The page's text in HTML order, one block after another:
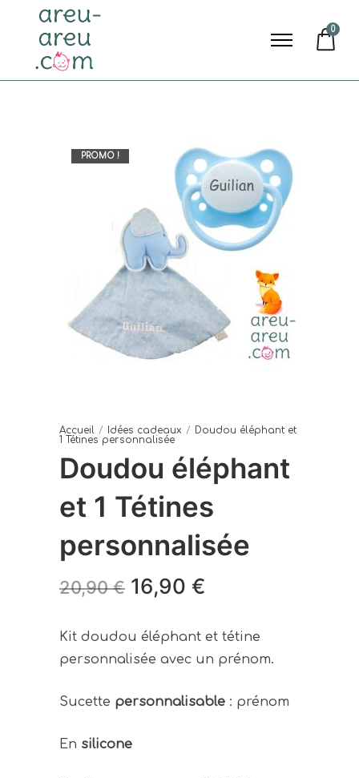
0
PROMO !
Accueil / Idées cadeaux / Doudou éléphant et
1 Tétines personnalisée
Doudou éléphant
et 1 Tétines
personnalisée
20,90€ Le
initial
était :
20,90 €.
16,90 €
actuel
est :
16,90 €.
Kit doudou éléphant et tétine
personnalisée avec un prénom.
Sucette personnalisable : prénom
En silicone